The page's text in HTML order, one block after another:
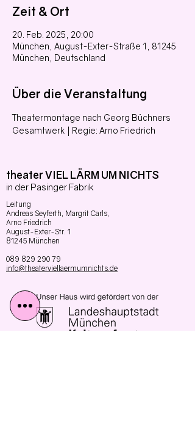
Zeit & Ort
20. Feb. 2025, 20:00
München, August-Exter-Straße 1, 81245
München, Deutschland
Über die Veranstaltung
Theatermontage nach Georg Büchners
Gesamtwerk | Regie: Arno Friedrich
theater VIEL LÄRM UM NICHTS
in der Pasinger Fabrik
Leitung
Andreas Seyferth, Margrit Carls,
Arno Friedrich
August-Exter-Str. 1
81245 München
089 829 290 79
info@theaterviellaermumnichts.de